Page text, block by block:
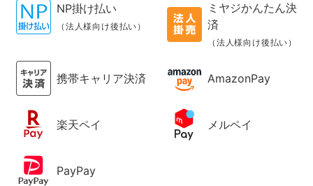
NP掛け払い
（法人様向け後払い）
ミヤジかんたん決
済
（法人様向け後払い）
携帯キャリア決済 AmazonPay
楽天ペイ メルペイ
PayPay